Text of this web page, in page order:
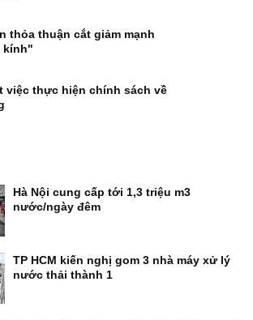
thỏa thuận cắt giảm mạnh
kính"
việc thực hiện chính sách về
Hà Nội cung cấp tới 1,3 triệu m3
nước/ngày đêm
TP HCM kiến nghị gom 3 nhà máy xử lý
nước thải thành 1